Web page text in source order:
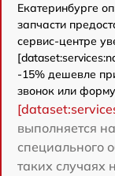
Екатеринбурге
запчасти
сервис-центре
-15% дешевле
звонок или
выполняется
специального
таких случаях